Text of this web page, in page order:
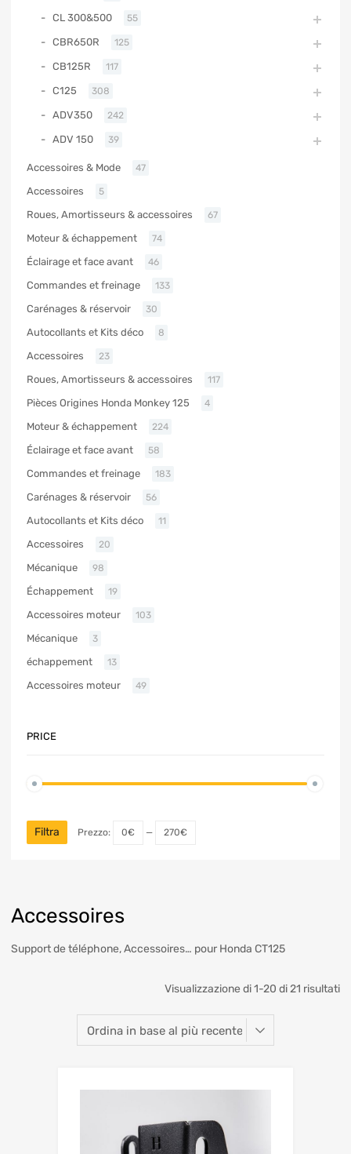
Accessoires
Support de téléphone, Accessoires… pour Honda CT125
Visualizzazione di 1-20 di 21 risultati
CL 300&500 55
CBR650R 125
CB125R 117
C125 308
ADV350 242
ADV 150 39
Accessoires & Mode 47
Accessoires 5
Roues, Amortisseurs & accessoires 67
Moteur & échappement 74
Éclairage et face avant 46
Commandes et freinage 133
Carénages & réservoir 30
Autocollants et Kits déco 8
Accessoires 23
Roues, Amortisseurs & accessoires 117
Pièces Origines Honda Monkey 125 4
Moteur & échappement 224
Éclairage et face avant 58
Commandes et freinage 183
Carénages & réservoir 56
Autocollants et Kits déco 11
Accessoires 20
Mécanique 98
Échappement 19
Accessoires moteur 103
Mécanique 3
échappement 13
Accessoires moteur 49
PRICE
Filtra Prezzo: 0€ — 270€